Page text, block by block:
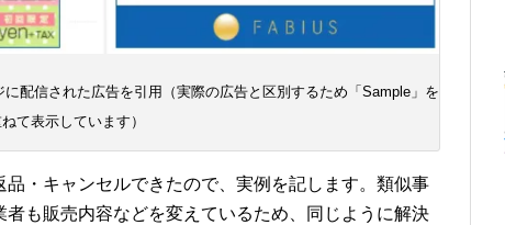
配信された広告を引用（実際の広告と区別するため「Sample」を
て表示しています）
・キャンセルできたので、実例を記します。類似事
も販売内容などを変えているため、同じように解決